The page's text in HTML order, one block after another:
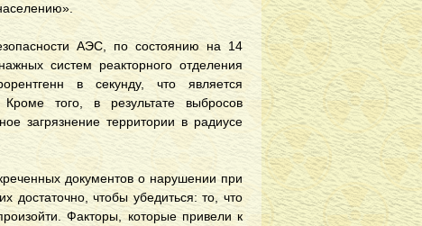
АЭС, по состоянию на 14
систем реакторного отделения
в секунду, что является
того, в результате выбросов
загрязнение территории в радиусе
документов о нарушении при
чтобы убедиться: то, что
Факторы, которые привели к